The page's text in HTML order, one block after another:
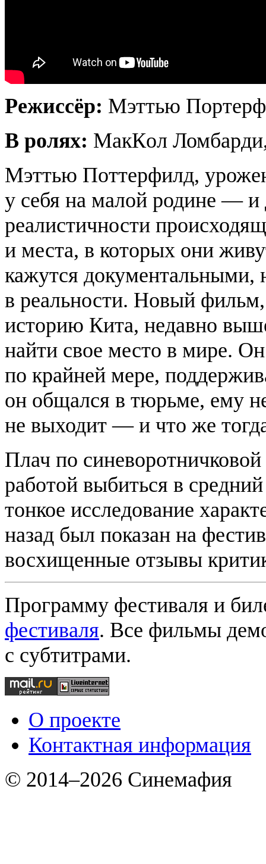
Режиссёр: Мэттью
В ролях: МакКoл
Мэттью Поттерфилд,
у себя на малой родине — и
реалистичности
и места, в которых они
кажутся документальными,
в реальности. Новый
историю Кита, недавно
найти свое место в мире.
по крайней мере,
он общался в тюрьме, ему
не выходит — и что же
Плач по
работой выбиться в
тонкое исследование
назад был показан на
восхищенные отзывы
Программу фестиваля и
фестиваля. Все фильмы
с субтитрами.
О проекте
Контактная информация
© 2014–2026 Синемафия